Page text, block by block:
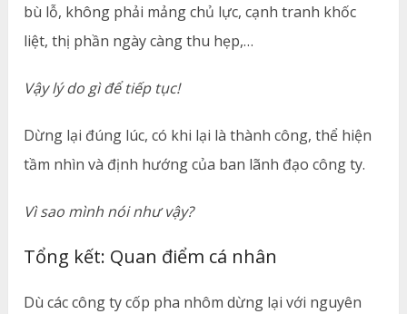
bù lỗ, không phải mảng chủ lực, cạnh tranh khốc
liệt, thị phần ngày càng thu hẹp,…
Vậy lý do gì để tiếp tục!
Dừng lại đúng lúc, có khi lại là thành công, thể hiện
tầm nhìn và định hướng của ban lãnh đạo công ty.
Vì sao mình nói như vậy?
Tổng kết: Quan điểm cá nhân
Dù các công ty cốp pha nhôm dừng lại với nguyên